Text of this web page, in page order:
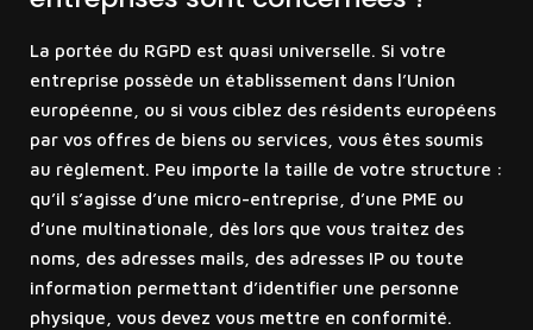
La portée du RGPD est quasi universelle. Si votre
entreprise possède un établissement dans l’Union
européenne, ou si vous ciblez des résidents européens
par vos offres de biens ou services, vous êtes soumis
au règlement. Peu importe la taille de votre structure :
qu’il s’agisse d’une micro-entreprise, d’une PME ou
d’une multinationale, dès lors que vous traitez des
noms, des adresses mails, des adresses IP ou toute
information permettant d’identifier une personne
physique, vous devez vous mettre en conformité.